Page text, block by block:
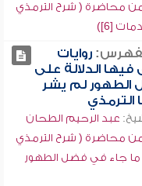
محاضرة ( شرح الترمذي
[6])
روايات
فيها الدلالة على
الطهور لم يشر
الترمذي
عبد الرحيم الطحان
محاضرة ( شرح الترمذي
ما جاء في فضل الطهور